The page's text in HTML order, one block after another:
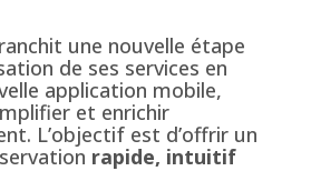
une nouvelle étape
de ses services en
application mobile,
et enrichir
L’objectif est d’offrir un
rapide, intuitif